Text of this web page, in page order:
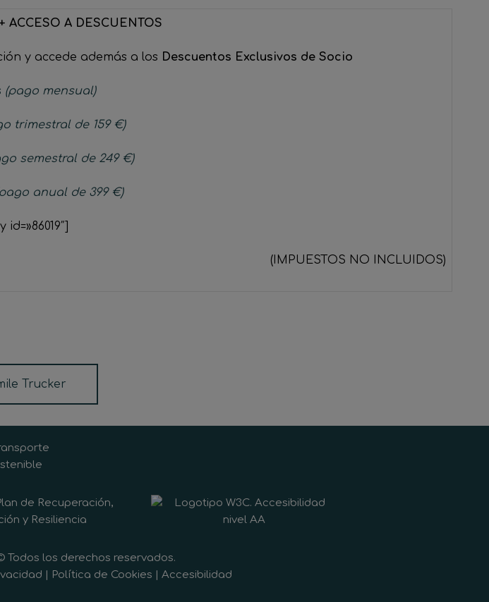
ACCESO A DESCUENTOS
y accede además a los Descuentos Exclusivos de Socio
(pago mensual)
trimestral de 159 €)
semestral de 249 €)
anual de 399 €)
id=»86019″]
(IMPUESTOS NO INCLUIDOS)
Trucker
Todos los derechos reservados.
Política de Cookies Accesibilidad